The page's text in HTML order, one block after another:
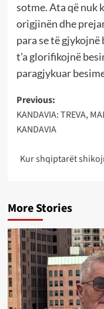
sotme. Ata që nuk
origjinën dhe
para se të gjykojnë
t’a glorifikojnë
paragjykuar
Post
navigation
Previous:
KANDAVIA: TREVA,
KANDAVIA
Kur shqiptarët
More Stories